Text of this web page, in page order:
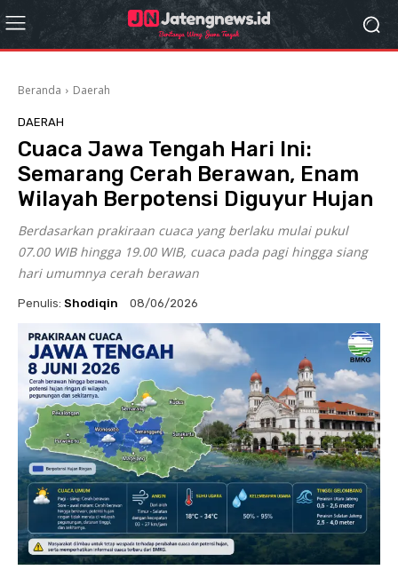
Beranda Daerah
DAERAH
Cuaca Jawa Tengah Hari Ini:
Semarang Cerah Berawan, Enam
Wilayah Berpotensi Diguyur Hujan
Berdasarkan prakiraan cuaca yang berlaku mulai pukul
07.00 WIB hingga 19.00 WIB, cuaca pada pagi hingga siang
hari umumnya cerah berawan
Penulis: Shodiqin 08/06/2026